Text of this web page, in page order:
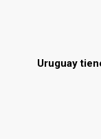
Uruguay